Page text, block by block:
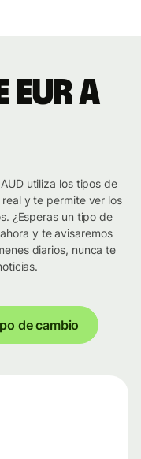
a
utiliza los tipos de
y te permite ver los
¿Esperas un tipo de
y te avisaremos
diarios, nunca te
de cambio